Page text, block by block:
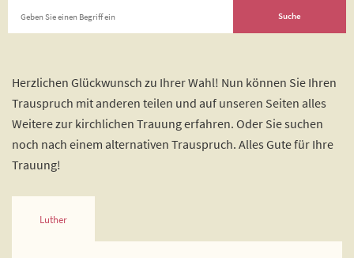
Herzlichen Glückwunsch zu Ihrer Wahl! Nun können Sie Ihren
Trauspruch mit anderen teilen und auf unseren Seiten alles
Weitere zur kirchlichen Trauung erfahren. Oder Sie suchen
noch nach einem alternativen Trauspruch. Alles Gute für Ihre
Trauung!
Luther